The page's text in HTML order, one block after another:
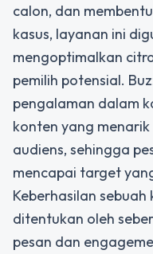
calon, dan
kasus, layanan ini
mengoptimalkan
pemilih potensial.
pengalaman dalam
konten yang
audiens, sehingga
mencapai target
Keberhasilan
ditentukan oleh
pesan dan